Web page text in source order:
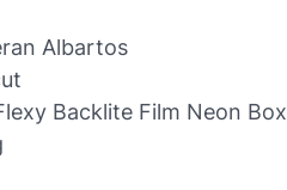
Albartos
Backlite Film Neon Box